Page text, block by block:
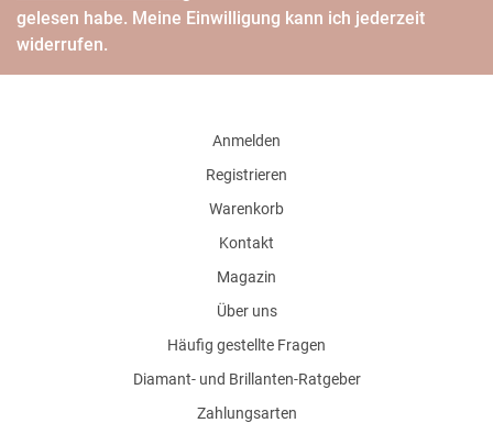
gelesen habe. Meine Einwilligung kann ich jederzeit
widerrufen.
Anmelden
Registrieren
Warenkorb
Kontakt
Magazin
Über uns
Häufig gestellte Fragen
Diamant- und Brillanten-Ratgeber
Zahlungsarten